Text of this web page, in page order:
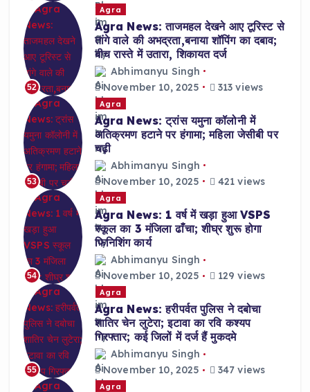
52
Agra
Agra News: ताजमहल देखने आए टूरिस्ट से
तांगे वाले की अभद्रता,बनाया शॉपिंग का दबाव;
बीच रास्ते में उतारा, शिकायत दर्ज
Abhimanyu Singh
November 10, 2025
313 views
53
Agra
Agra News: ट्रांस यमुना कॉलोनी में
अतिक्रमण हटाने पर हंगामा; महिला जेसीबी पर
चढ़ी
Abhimanyu Singh
November 10, 2025
421 views
54
Agra
Agra News: 1 वर्ष में खड़ा हुआ VSPS
स्कूल का 3 मंजिला ढाँचा; शीघ्र शुरू होगा
फिनिशिंग कार्य
Abhimanyu Singh
November 10, 2025
129 views
55
Agra
Agra News: हरीपर्वत पुलिस ने दबोचा
शातिर चेन लुटेरा; इटावा का रवि कश्यप
गिरफ्तार; कई जिलों में दर्ज हैं मुकदमे
Abhimanyu Singh
November 10, 2025
347 views
Agra